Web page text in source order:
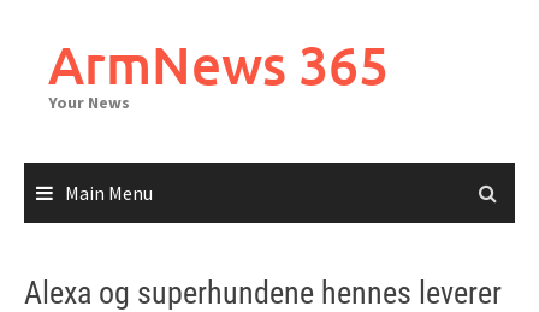
contentArmNews 365
Your News
Main Menu
Alexa og superhundene hennes leverer